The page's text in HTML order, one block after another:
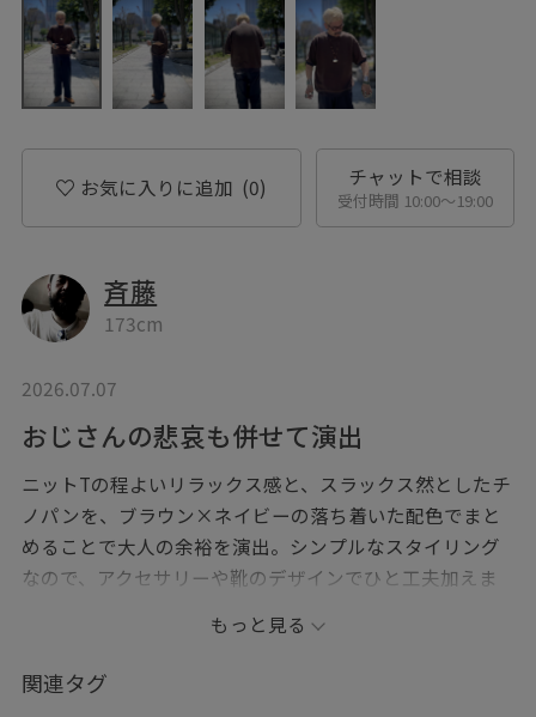
お気に入りに追加 (0) チャットで相談
受付時間 10:00〜19:00
斉藤
173cm
2026.07.07
おじさんの悲哀も併せて演出
ニットTの程よいリラックス感と、スラックス然としたチ
ノパンを、ブラウン×ネイビーの落ち着いた配色でまと
めることで大人の余裕を演出。シンプルなスタイリング
なので、アクセサリーや靴のデザインでひと工夫加えま
－－－－－－－－－－－－－－－－－－－－—
【information】
もっと見る
関連タグ